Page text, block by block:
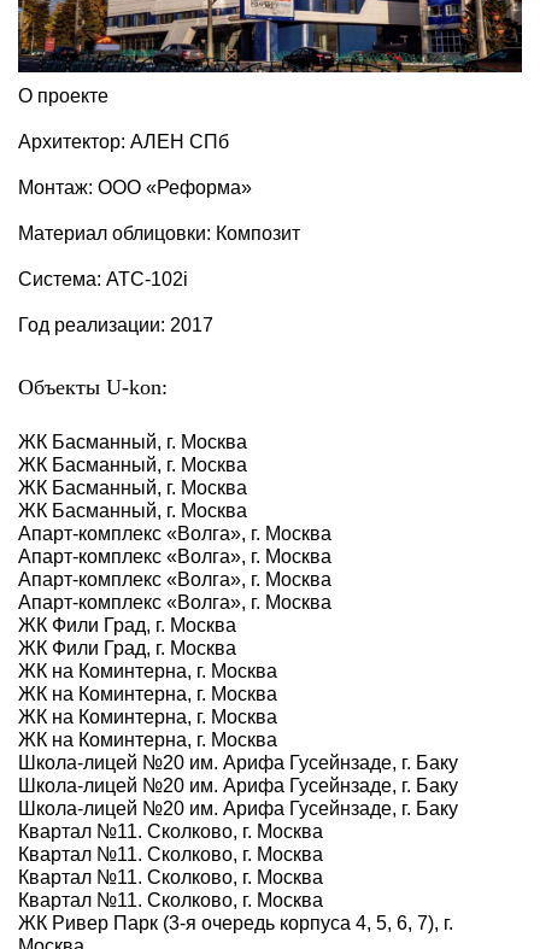
О проекте
Архитектор: АЛЕН СПб
Монтаж: ООО «Реформа»
Материал облицовки: Композит
Система: АТС-102i
Год реализации: 2017
Объекты U-kon:
ЖК Басманный, г. Москва
ЖК Басманный, г. Москва
ЖК Басманный, г. Москва
ЖК Басманный, г. Москва
Апарт-комплекс «Волга», г. Москва
Апарт-комплекс «Волга», г. Москва
Апарт-комплекс «Волга», г. Москва
Апарт-комплекс «Волга», г. Москва
ЖК Фили Град, г. Москва
ЖК Фили Град, г. Москва
ЖК на Коминтерна, г. Москва
ЖК на Коминтерна, г. Москва
ЖК на Коминтерна, г. Москва
ЖК на Коминтерна, г. Москва
Школа-лицей №20 им. Арифа Гусейнзаде, г. Баку
Школа-лицей №20 им. Арифа Гусейнзаде, г. Баку
Школа-лицей №20 им. Арифа Гусейнзаде, г. Баку
Квартал №11. Сколково, г. Москва
Квартал №11. Сколково, г. Москва
Квартал №11. Сколково, г. Москва
Квартал №11. Сколково, г. Москва
ЖК Ривер Парк (3-я очередь корпуса 4, 5, 6, 7), г.